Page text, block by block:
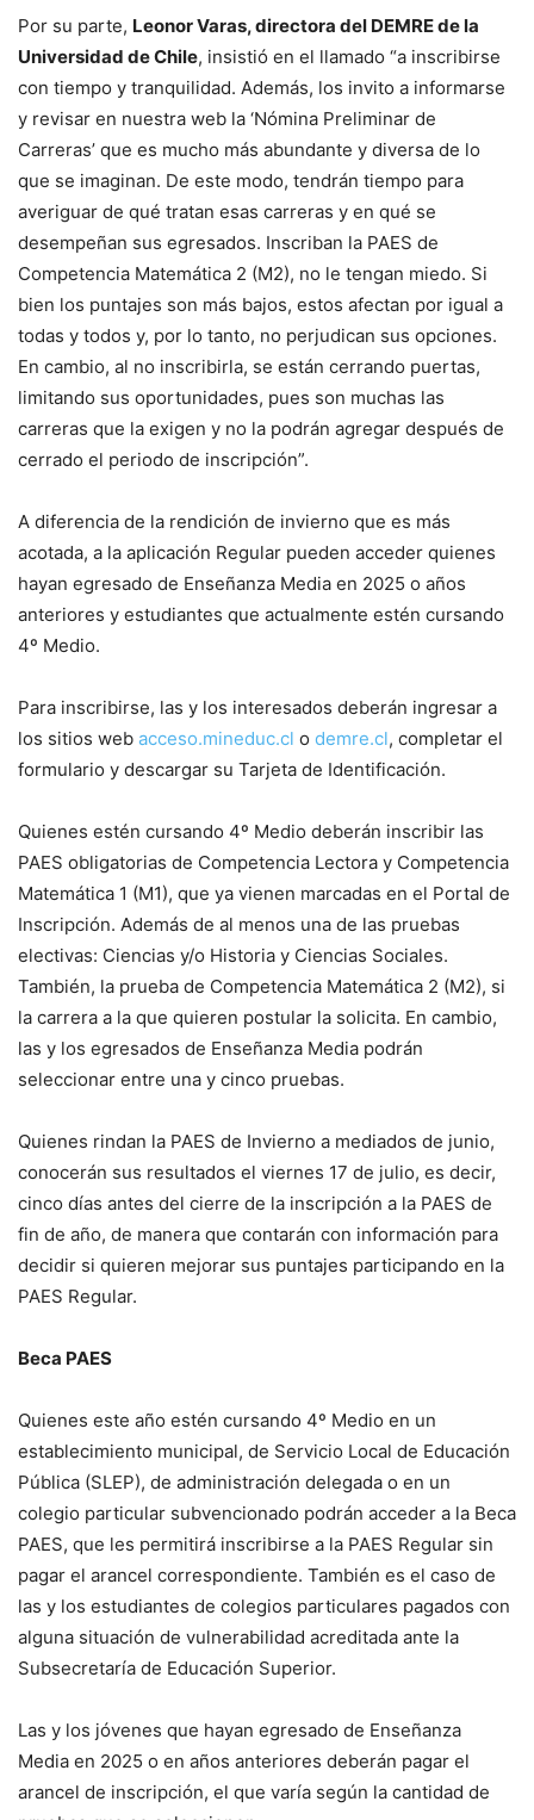
Por su parte, Leonor Varas, directora del DEMRE de la
Universidad de Chile, insistió en el llamado “a inscribirse
con tiempo y tranquilidad. Además, los invito a informarse
y revisar en nuestra web la ‘Nómina Preliminar de
Carreras’ que es mucho más abundante y diversa de lo
que se imaginan. De este modo, tendrán tiempo para
averiguar de qué tratan esas carreras y en qué se
desempeñan sus egresados. Inscriban la PAES de
Competencia Matemática 2 (M2), no le tengan miedo. Si
bien los puntajes son más bajos, estos afectan por igual a
todas y todos y, por lo tanto, no perjudican sus opciones.
En cambio, al no inscribirla, se están cerrando puertas,
limitando sus oportunidades, pues son muchas las
carreras que la exigen y no la podrán agregar después de
cerrado el periodo de inscripción”.
A diferencia de la rendición de invierno que es más
acotada, a la aplicación Regular pueden acceder quienes
hayan egresado de Enseñanza Media en 2025 o años
anteriores y estudiantes que actualmente estén cursando
4º Medio.
Para inscribirse, las y los interesados deberán ingresar a
los sitios web acceso.mineduc.cl o demre.cl, completar el
formulario y descargar su Tarjeta de Identificación.
Quienes estén cursando 4º Medio deberán inscribir las
PAES obligatorias de Competencia Lectora y Competencia
Matemática 1 (M1), que ya vienen marcadas en el Portal de
Inscripción. Además de al menos una de las pruebas
electivas: Ciencias y/o Historia y Ciencias Sociales.
También, la prueba de Competencia Matemática 2 (M2), si
la carrera a la que quieren postular la solicita. En cambio,
las y los egresados de Enseñanza Media podrán
seleccionar entre una y cinco pruebas.
Quienes rindan la PAES de Invierno a mediados de junio,
conocerán sus resultados el viernes 17 de julio, es decir,
cinco días antes del cierre de la inscripción a la PAES de
fin de año, de manera que contarán con información para
decidir si quieren mejorar sus puntajes participando en la
PAES Regular.
Beca PAES
Quienes este año estén cursando 4º Medio en un
establecimiento municipal, de Servicio Local de Educación
Pública (SLEP), de administración delegada o en un
colegio particular subvencionado podrán acceder a la Beca
PAES, que les permitirá inscribirse a la PAES Regular sin
pagar el arancel correspondiente. También es el caso de
las y los estudiantes de colegios particulares pagados con
alguna situación de vulnerabilidad acreditada ante la
Subsecretaría de Educación Superior.
Las y los jóvenes que hayan egresado de Enseñanza
Media en 2025 o en años anteriores deberán pagar el
arancel de inscripción, el que varía según la cantidad de